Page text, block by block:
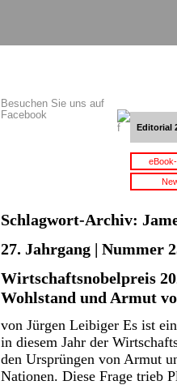
Besuchen Sie uns auf
Facebook
Editorial
Schlagwort-Archiv:
27. Jahrgang | Nummer
Wirtschaftsnobelpreis
Wohlstand und Armut
von Jürgen Leibiger Es ist
in diesem Jahr der
den Ursprüngen von Armut
Nationen. Diese Frage trieb